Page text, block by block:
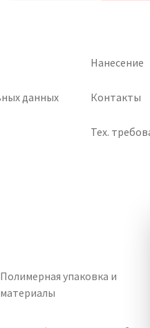
Нанесение
данных Контакты
Тех.
Полимерная упаковка и
материалы